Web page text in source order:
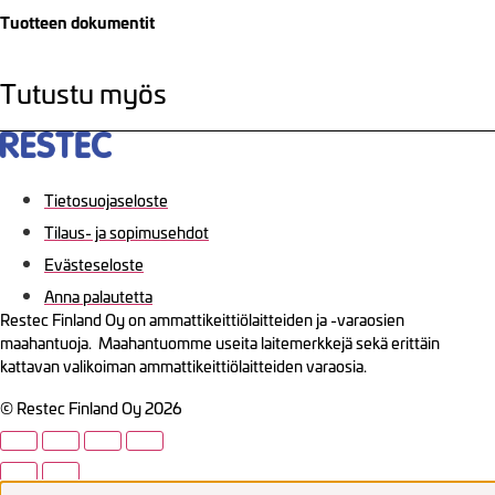
Tuotteen dokumentit
Tutustu myös
Tietosuojaseloste
Tilaus- ja sopimusehdot
Evästeseloste
Anna palautetta
Restec Finland Oy on ammattikeittiölaitteiden ja -varaosien
maahantuoja. Maahantuomme useita laitemerkkejä sekä erittäin
kattavan valikoiman ammattikeittiölaitteiden varaosia.
© Restec Finland Oy 2026